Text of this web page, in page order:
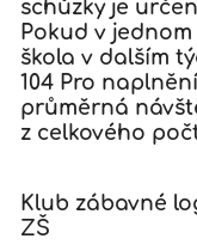
schůzky je
Pokud v
škola v dalším
104 Pro
průměrná
z celkového
Klub zábavné
ZŠ